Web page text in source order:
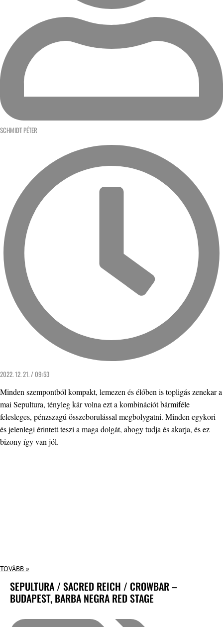
SCHMIDT PÉTER
2022. 12. 21. / 09:53
Minden szempontból kompakt, lemezen és élőben is topligás zenekar a
mai Sepultura, tényleg kár volna ezt a kombinációt bármiféle
felesleges, pénzszagú összeborulással megbolygatni. Minden egykori
és jelenlegi érintett teszi a maga dolgát, ahogy tudja és akarja, és ez
bizony így van jól.
TOVÁBB »
SEPULTURA / SACRED REICH / CROWBAR –
BUDAPEST, BARBA NEGRA RED STAGE